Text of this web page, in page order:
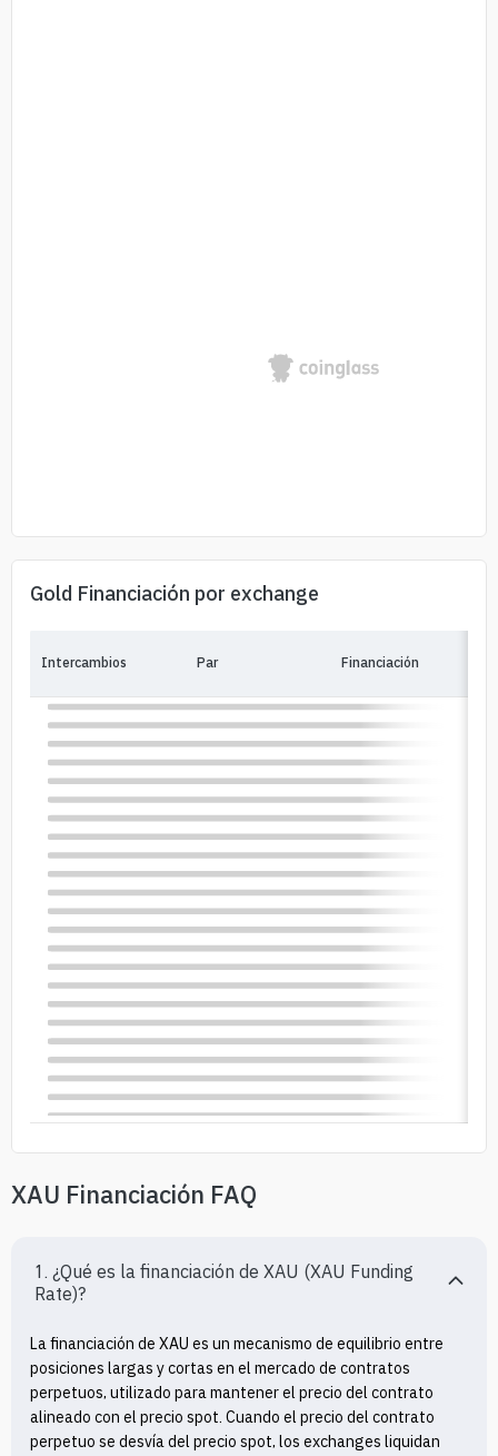
Gold Financiación por exchange
Intercambios Par Financiación
XAU Financiación FAQ
1. ¿Qué es la financiación de XAU (XAU Funding
Rate)?
La financiación de XAU es un mecanismo de equilibrio entre
posiciones largas y cortas en el mercado de contratos
perpetuos, utilizado para mantener el precio del contrato
alineado con el precio spot. Cuando el precio del contrato
perpetuo se desvía del precio spot, los exchanges liquidan